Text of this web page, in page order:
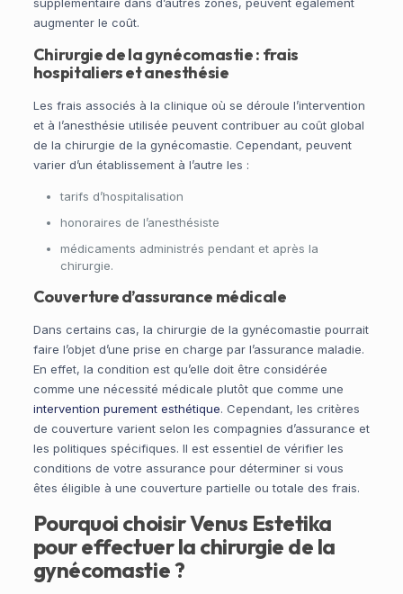
supplémentaire dans d’autres zones, peuvent également
augmenter le coût.
Chirurgie de la gynécomastie : frais
hospitaliers et anesthésie
Les frais associés à la clinique où se déroule l’intervention
et à l’anesthésie utilisée peuvent contribuer au coût global
de la chirurgie de la gynécomastie. Cependant, peuvent
varier d’un établissement à l’autre les :
tarifs d’hospitalisation
honoraires de l’anesthésiste
médicaments administrés pendant et après la
chirurgie.
Couverture d’assurance médicale
Dans certains cas, la chirurgie de la gynécomastie pourrait
faire l’objet d’une prise en charge par l’assurance maladie.
En effet, la condition est qu’elle doit être considérée
comme une nécessité médicale plutôt que comme une
intervention purement esthétique. Cependant, les critères
de couverture varient selon les compagnies d’assurance et
les politiques spécifiques. Il est essentiel de vérifier les
conditions de votre assurance pour déterminer si vous
êtes éligible à une couverture partielle ou totale des frais.
Pourquoi choisir Venus Estetika
pour effectuer la chirurgie de la
gynécomastie ?